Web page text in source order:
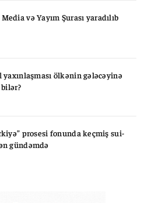
və Yayım Şurası yaradılıb
ölkənin gələcəyinə
prosesi fonunda keçmiş sui-
gündəmdə